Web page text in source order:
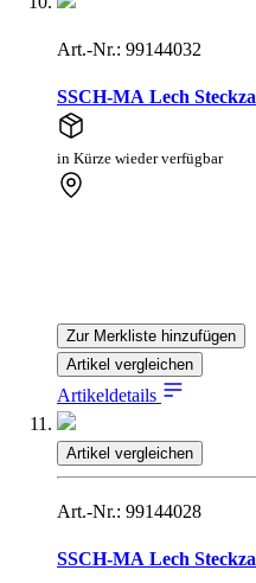
Art.-Nr.: 99144032
SSCH-MA Lech
in Kürze wieder verfügbar
Zur Merkliste hinzufügen
Artikel vergleichen
Artikeldetails
Artikel vergleichen
Art.-Nr.: 99144028
SSCH-MA Lech